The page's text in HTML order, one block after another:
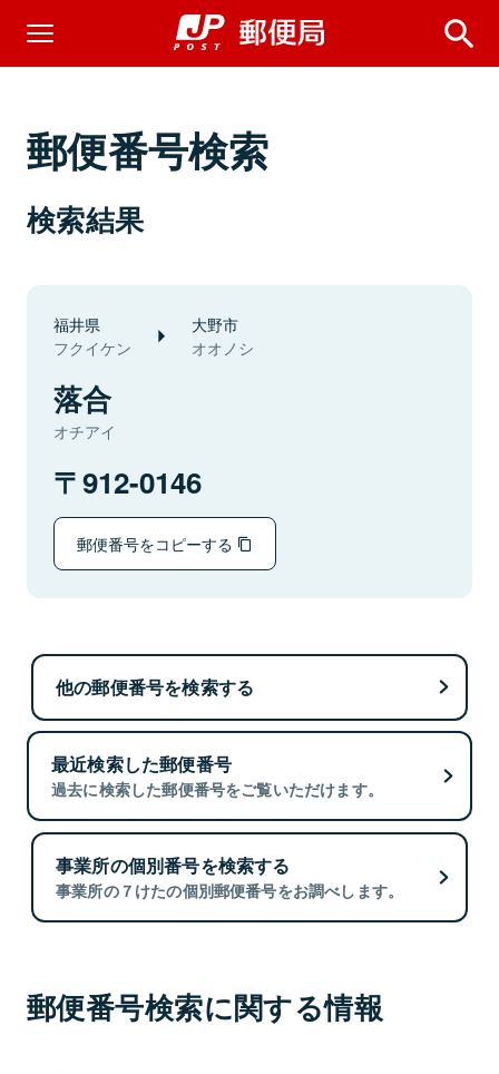
郵便番号検索
検索結果
福井県
フクイケン
大野市
オオノシ
落合
オチアイ
912-0146
郵便番号をコピーする
他の郵便番号を検索する
最近検索した郵便番号
過去に検索した郵便番号をご覧いただけます。
事業所の個別番号を検索する
事業所の７けたの個別郵便番号をお調べします。
郵便番号検索に関する情報